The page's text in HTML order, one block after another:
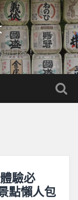
玩日本！
驗必
點懶人包